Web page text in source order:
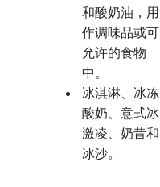
和酸奶油，用
作调味品或可
允许的食物
中。
冰淇淋、冰冻
酸奶、意式冰
激凌、奶昔和
冰沙。